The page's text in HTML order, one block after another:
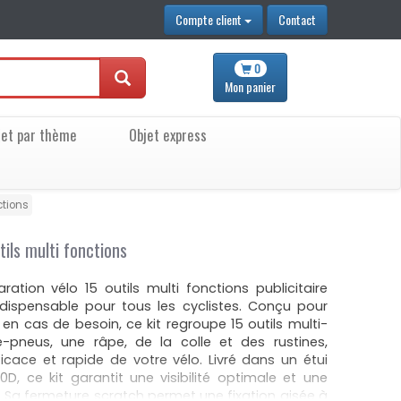
Compte client Contact
0
Monpanier
par thème
Objet express
multi fonctions
vélo 15 outils multi fonctions publicitaire
pour tous les cyclistes. Conçu pour
cas de besoin, ce kit regroupe 15 outils multi-
pneus, une râpe, de la colle et des rustines,
et rapide de votre vélo. Livré dans un étui
ce kit garantit une visibilité optimale et une
fermeture scratch permet une fixation aisée à